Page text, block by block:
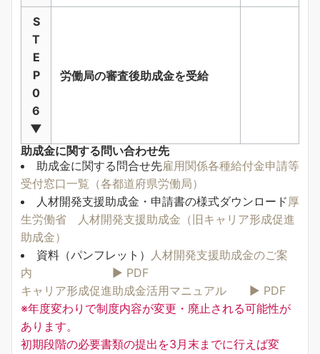
S
T
E
P
0
6
▼
労働局の審査後助成金を受給
助成金に関する問い合わせ先
助成金に関する問合せ先雇用関係各種給付金申請等
受付窓口一覧（各都道府県労働局）
人材開発支援助成金・申請書の様式ダウンロード厚
生労働省 人材開発支援助成金（旧キャリア形成促進
助成金）
資料（パンフレット）
人材開発支援助成金のご案
内 ▶ PDF
キャリア形成促進助成金活用マニュアル ▶ PDF
※年度変わりで制度内容が変更・廃止される可能性が
あります。
初期段階の必要書類の提出を3月末までに行えば変